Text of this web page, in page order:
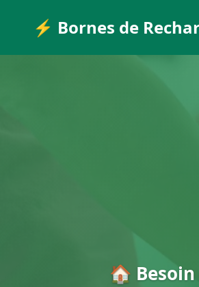
⚡ Bornes de
🏠